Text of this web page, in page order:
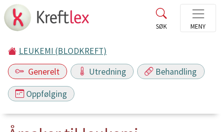
LEUKEMI (BLODKREFT)
Generelt
Utredning Behandling
Oppfølging